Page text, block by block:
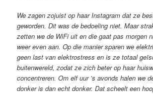
We zagen zojuist op haar Instagram dat ze
geworden. Dit was de bedoeling niet. Maar
zetten we de WiFi uit en die gaat pas morgen
weer even aan. Op die manier sparen we
geen last van elektrostress en is ze totaal
buitenwereld, zodat ze zich beter op haar
concentreren. Om elf uur ’s avonds halen we
donker is dan echt donker. Dat scheelt een